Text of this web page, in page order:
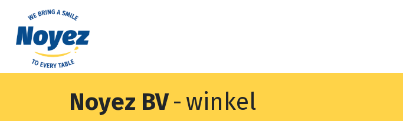
Noyez BV- winkel